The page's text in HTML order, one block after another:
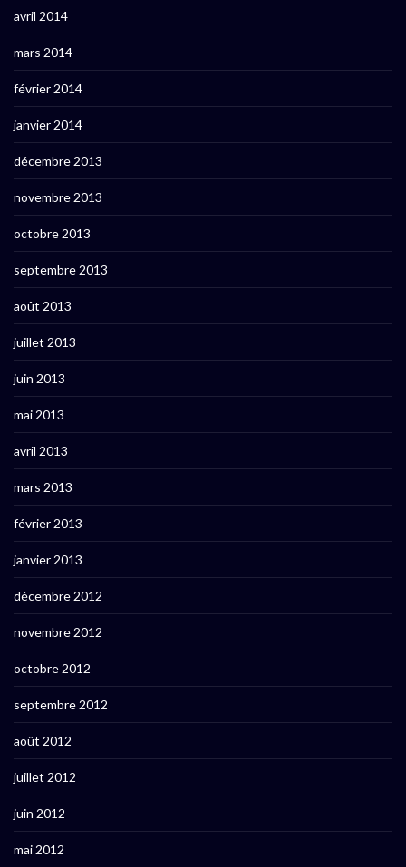
avril 2014
mars 2014
février 2014
janvier 2014
décembre 2013
novembre 2013
octobre 2013
septembre 2013
août 2013
juillet 2013
juin 2013
mai 2013
avril 2013
mars 2013
février 2013
janvier 2013
décembre 2012
novembre 2012
octobre 2012
septembre 2012
août 2012
juillet 2012
juin 2012
mai 2012